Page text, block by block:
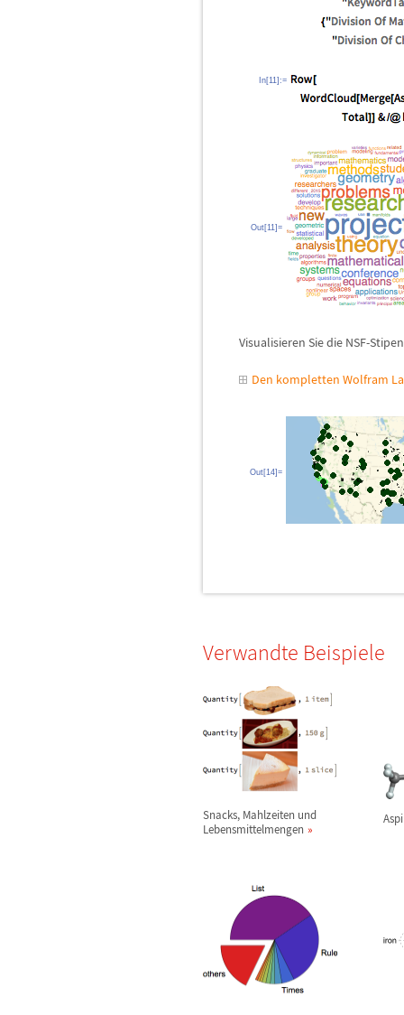
In[11]:=
Out[11]=
Visualisieren Sie die NSF-
Den kompletten Wolfram
Out[14]=
Verwandte Beispiele
Snacks, Mahlzeiten und
Lebensmittelmengen